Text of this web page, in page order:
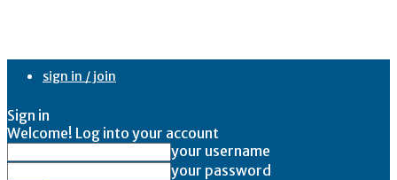
sign in / join
Sign in
Welcome! Log into your account
your username
your password